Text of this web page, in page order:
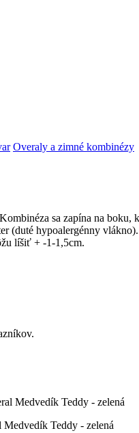
Overaly a zimné kombinézy
sa zapína na boku,
(duté hypoalergénny
líšiť + -1-1,5cm.
Teddy - zelená